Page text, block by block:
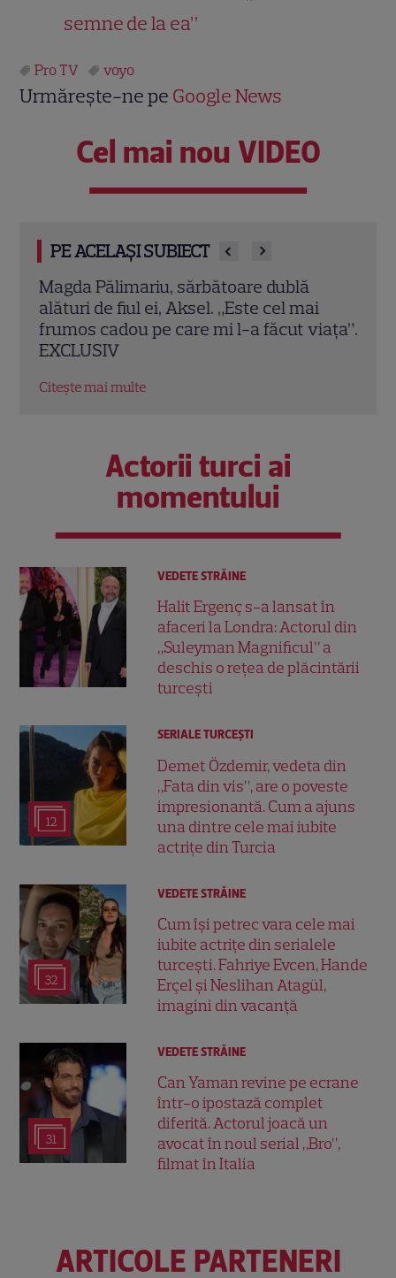
semne de la ea”
Pro TV voyo
Urmărește-ne pe Google News
Cel mai nou VIDEO
PE ACELAȘI SUBIECT
Magda Pălimariu, sărbătoare dublă
alături de fiul ei, Aksel. „Este cel mai
frumos cadou pe care mi l-a făcut viața”.
EXCLUSIV
Citește mai multe
Actorii turci ai
momentului
VEDETE STRĂINE
Halit Ergenç s-a lansat în
afaceri la Londra: Actorul din
„Suleyman Magnificul” a
deschis o rețea de plăcintării
turcești
12
SERIALE TURCEŞTI
Demet Özdemir, vedeta din
„Fata din vis”, are o poveste
impresionantă. Cum a ajuns
una dintre cele mai iubite
actrițe din Turcia
32
VEDETE STRĂINE
Cum își petrec vara cele mai
iubite actrițe din serialele
turcești. Fahriye Evcen, Hande
Erçel și Neslihan Atagül,
imagini din vacanță
31
VEDETE STRĂINE
Can Yaman revine pe ecrane
într-o ipostază complet
diferită. Actorul joacă un
avocat în noul serial „Bro”,
filmat în Italia
ARTICOLE PARTENERI